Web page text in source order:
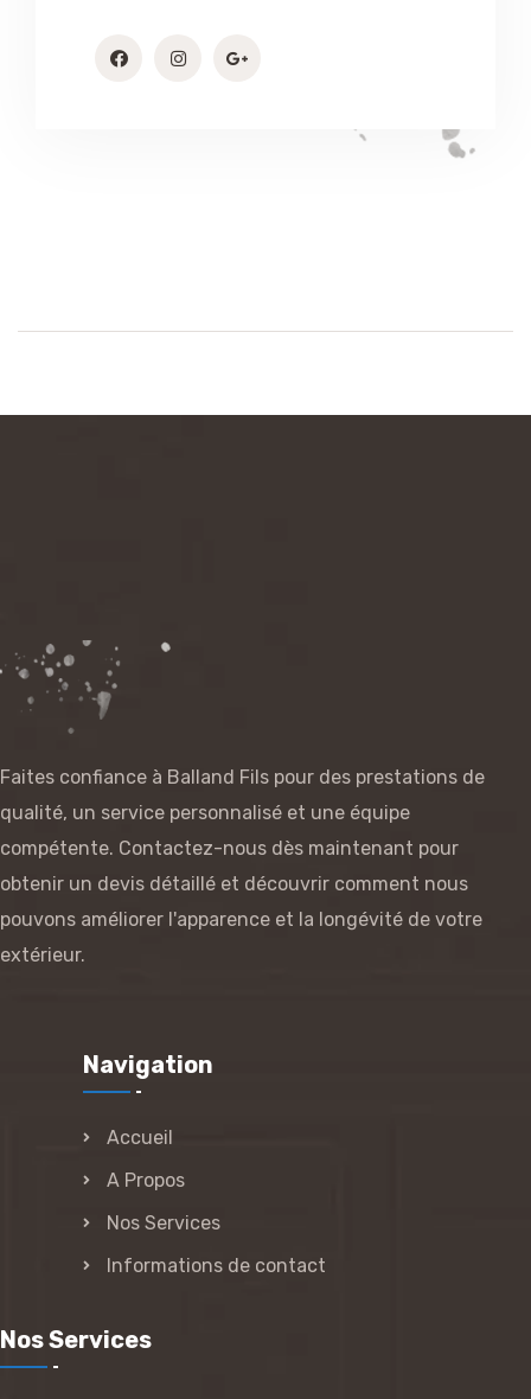
Faites confiance à Balland Fils pour des prestations de
qualité, un service personnalisé et une équipe
compétente. Contactez-nous dès maintenant pour
obtenir un devis détaillé et découvrir comment nous
pouvons améliorer l'apparence et la longévité de votre
extérieur.
Navigation
Accueil
A Propos
Nos Services
Informations de contact
Nos Services